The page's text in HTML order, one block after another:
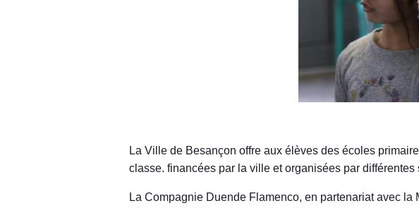
La Ville de Besançon offre aux élèves des écoles
classe. financées par la ville et organisées par
La Compagnie Duende Flamenco, en partenariat avec